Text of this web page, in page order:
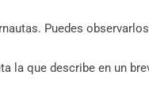
Puedes
la que describe en un